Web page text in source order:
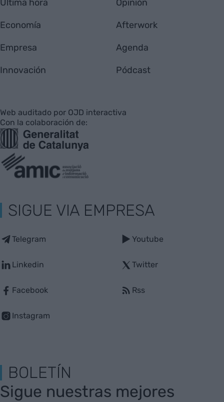
Última hora
Economía
Empresa
Innovación
Opinión
Afterwork
Agenda
Pódcast
Web auditado por OJD interactiva
Con la colaboración de:
SIGUE VIA EMPRESA
Telegram
Linkedin
Facebook
Instagram
Youtube
Twitter
Rss
BOLETÍN
Sigue nuestras mejores